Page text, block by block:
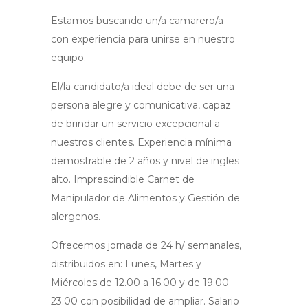
Estamos buscando un/a camarero/a
con experiencia para unirse en nuestro
equipo.
El/la candidato/a ideal debe de ser una
persona alegre y comunicativa, capaz
de brindar un servicio excepcional a
nuestros clientes. Experiencia mínima
demostrable de 2 años y nivel de ingles
alto. Imprescindible Carnet de
Manipulador de Alimentos y Gestión de
alergenos.
Ofrecemos jornada de 24 h/ semanales,
distribuidos en: Lunes, Martes y
Miércoles de 12.00 a 16.00 y de 19.00-
23.00 con posibilidad de ampliar. Salario